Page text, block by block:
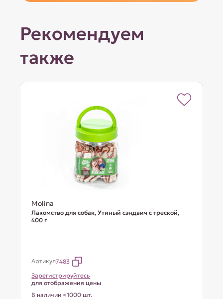
Рекомендуем
также
Molina
Лакомство для собак, Утиный сэндвич с треской,
400 г
Артикул7483
Зарегистрируйтесь
для отображения цены
В наличии <1000 шт.